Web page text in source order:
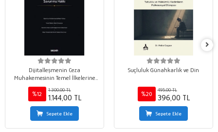
Dijitalleşmenin Ceza
Muhakemesinin Temel İlkelerine
Etkisi ve Savunma Hakkı
%12
1.300,00 TL
1.144,00 TL
Sepete Ekle
Suçluluk Günahkarlık ve Din
%20
495,00 TL
396,00 TL
Sepete Ekle